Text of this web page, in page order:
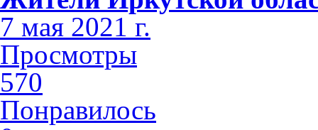
7 мая 2021 г.
Просмотры
570
Понравилось